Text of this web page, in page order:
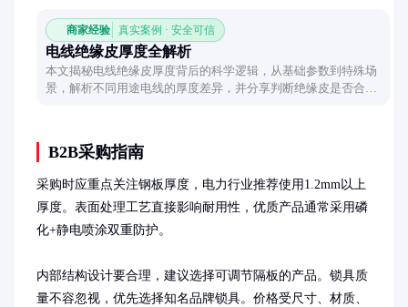
商家经验 真实案例 · 安全可信
电线绝缘皮厚度全解析
本文揭秘电线绝缘皮厚度背后的科学逻辑，从基础参数到特殊场
景，解析不同用途电线的厚度差异，并分享判断绝缘皮是否合格
B2B采购指南
采购时应重点关注钢板厚度，电力行业推荐使用1.2mm以上
厚度。表面处理工艺直接影响耐用性，优质产品通常采用磷
化+静电喷涂双重防护。
内部结构设计要合理，建议选择可调节隔板的产品。锁具质
量不容忽视，优先选择知名品牌锁具。价格受尺寸、材质、